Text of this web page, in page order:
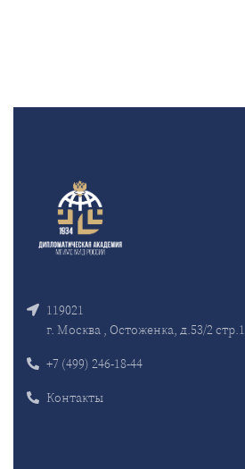
119021
г. Москва , Остоженка, д.53/2 стр.1
+7 (499) 246-18-44
Контакты